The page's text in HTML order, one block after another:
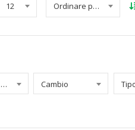
12 Ordinare per data
Chilometraggio Cambio